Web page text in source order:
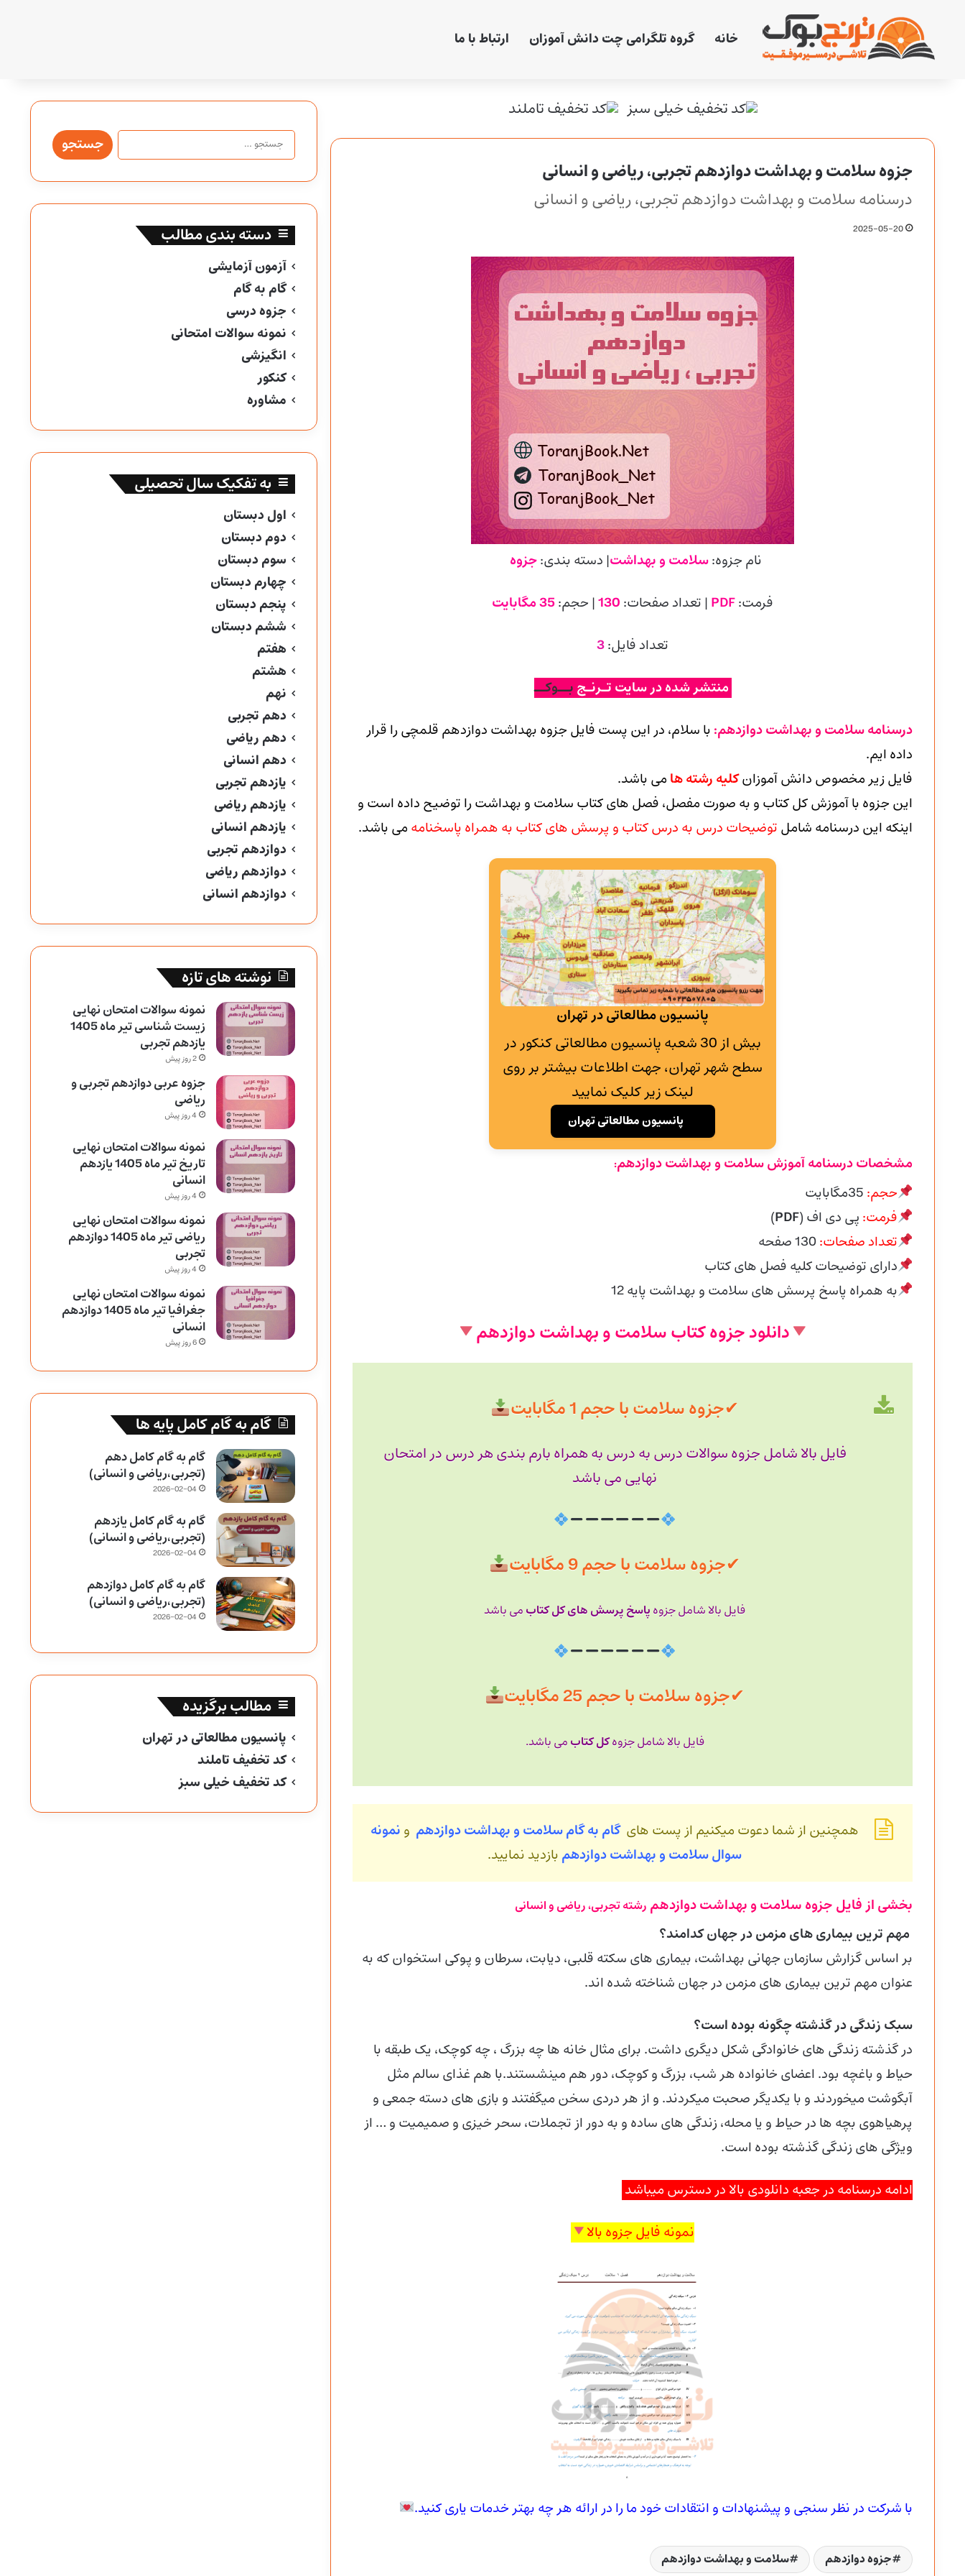
خانه گروه تلگرامی چت دانش آموزان ارتباط با ما
جزوه سلامت و بهداشت دوازدهم تجربی، ریاضی و انسانی
درسنامه سلامت و بهداشت دوازدهم تجربی، ریاضی و انسانی
2025-05-20
نام جزوه:سلامت و بهداشت| دسته بندی:جزوه
فرمت:PDF | تعداد صفحات: 130| حجم:35 مگابایت
تعداد فایل:3
منتشر شده در سایت تـرنـج بــوکــ
درسنامه سلامت و بهداشت دوازدهم: با سلام، در این پست فایل جزوه بهداشت دوازدهم قلمچی را قرار
داده ایم.
فایل زیر مخصوص دانش آموزانکلیه رشته ها می باشد.
این جزوه با آموزش کل کتاب و به صورت مفصل، فصل های کتاب سلامت و بهداشت را توضیح داده است و
اینکه این درسنامه شامل توضیحات درس به درس کتاب و پرسش های کتاب به همراه پاسخنامه می باشد.
پانسیون مطالعاتی در تهران
بیش از 30 شعبه پانسیون مطالعاتی کنکور در
سطح شهر تهران، جهت اطلاعات بیشتر بر روی
لینک زیر کلیک نمایید
پانسیون مطالعاتی تهران
مشخصات درسنامه آموزش سلامت و بهداشت دوازدهم:
حجم:
فرمت: پی دی اف (PDF
)
تعداد صفحات:130 صفحه
دارای توضیحات کلیه فصل های کتاب
به همراه پاسخ پرسش های سلامت و بهداشت پایه 12
دانلود جزوه کتاب سلامت و بهداشت دوازدهم
✔جزوه سلامت با حجم 1 مگابایت
فایل بالا شامل جزوه سوالات درس به درس به همراه بارم بندی هر درس در امتحان
نهایی می باشد
✔جزوه سلامت با حجم 9 مگابایت
فایل بالا شامل جزوه پاسخ پرسش های کل کتاب می باشد
✔جزوه سلامت با حجم 25 مگابایت
فایل بالا شامل جزوهکل کتاب می باشد.
همچنین از شما دعوت میکنیم از پست های گام به گام سلامت و بهداشت دوازدهم و نمونه
سوال سلامت و بهداشتدوازدهم بازدید نمایید.
بخشی از فایل جزوه سلامت و بهداشت دوازدهم رشته تجربی، ریاضی و انسانی
مهم ترین بیماری های مزمن در جهان کدامند؟
بر اساس گزارش سازمان جهانی بهداشت، بیماری های سکته قلبی، دیابت، سرطان و پوکی استخوان که به
عنوان مهم ترین بیماری های مزمن در جهان شناخته شده اند.
سبک زندگی در گذشته چگونه بوده است؟
در گذشته زندگی های خانوادگی شکل دیگری داشت. برای مثال خانه ها چه بزرگ ، چه کوچک، یک طبقه با
حیاط و باغچه بود. اعضای خانواده هر شب، بزرگ و کوچک، دور هم مینشستند.با هم غذای سالم مثل
آبگوشت میخوردند و با یکدیگر صحبت میکردند. و از هر دردی سخن میگفتند و بازی های دسته جمعی و
پرهیاهوی بچه ها در حیاط و یا محله، زندگی های ساده و به دور از تجملات، سحر خیزی و صمیمیت و … از
ویژگی های زندگی گذشته بوده است.
ادامه درسنامه در جعبه دانلودی بالا در دسترس میباشد
نمونه فایل جزوه بالا
با شرکت در نظر سنجی و پیشنهادات و انتقادات خود ما را در ارائه هر چه بهتر خدمات یاری کنید.
جزوه دوازدهم سلامت و بهداشت دوازدهم
جستجو
برای:
دسته بندی مطالب
آزمون آزمایشی
گام به گام
جزوه درسی
نمونه سوالات امتحانی
انگیزشی
کنکور
مشاوره
به تفکیک سال تحصیلی
اول دبستان
دوم دبستان
سوم دبستان
چهارم دبستان
پنجم دبستان
ششم دبستان
هفتم
هشتم
نهم
دهم تجربی
دهم ریاضی
دهم انسانی
یازدهم تجربی
یازدهم ریاضی
یازدهم انسانی
دوازدهم تجربی
دوازدهم ریاضی
دوازدهم انسانی
نوشته های تازه
نمونه سوالات امتحان نهایی
زیست شناسی تیر ماه 1405
یازدهم تجربی
2 روز پیش
جزوه عربی دوازدهم تجربی و
ریاضی
4 روز پیش
نمونه سوالات امتحان نهایی
تاریخ تیر ماه 1405 یازدهم
انسانی
4 روز پیش
نمونه سوالات امتحان نهایی
ریاضی تیر ماه 1405 دوازدهم
تجربی
4 روز پیش
نمونه سوالات امتحان نهایی
جغرافیا تیر ماه 1405 دوازدهم
انسانی
6 روز پیش
گام به گام کامل پایه ها
گام به گام کامل دهم
(تجربی،ریاضی و انسانی)
2026-02-04
گام به گام کامل یازدهم
(تجربی،ریاضی و انسانی)
2026-02-04
گام به گام کامل دوازدهم
(تجربی،ریاضی و انسانی)
2026-02-04
مطالب برگزیده
پانسیون مطالعاتی در تهران
کد تخفیف تاملند
کد تخفیف خیلی سبز